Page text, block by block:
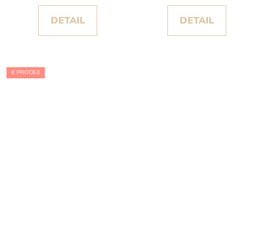
DETAIL DETAIL
K PRODEJI